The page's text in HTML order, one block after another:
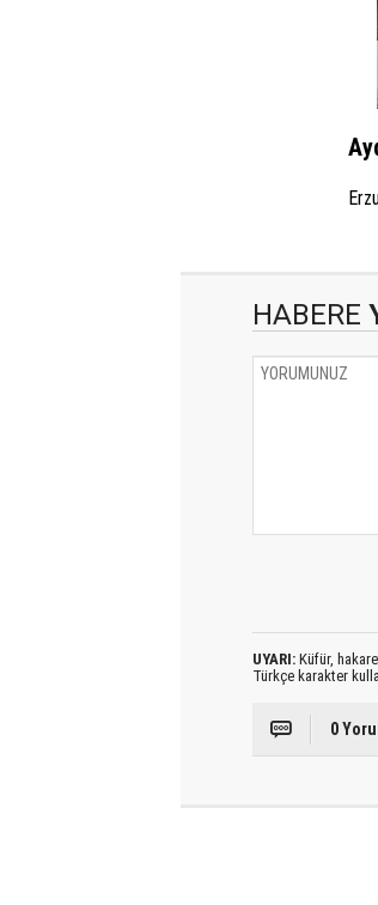
HABERE
UYARI:Küfür,
Türkçe karakter
0